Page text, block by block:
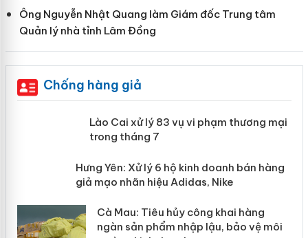
Ông Nguyễn Nhật Quang làm Giám đốc Trung tâm
Quản lý nhà tỉnh Lâm Đồng
Chống hàng giả
Lào Cai xử lý 83 vụ vi phạm thương
mại trong tháng 7
Hưng Yên: Xử lý 6 hộ kinh doanh bán hàng
giả mạo nhãn hiệu Adidas, Nike